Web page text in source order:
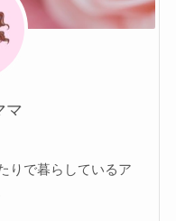
マ
りで暮らしているア